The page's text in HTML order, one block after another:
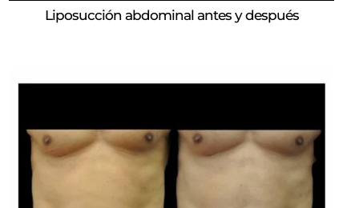
Liposucción abdominal antes y después